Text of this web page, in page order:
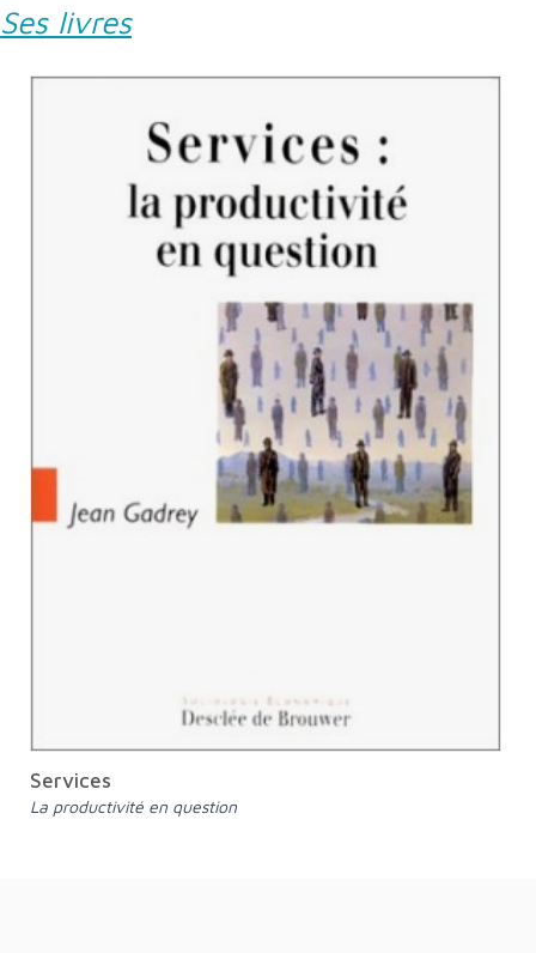
Ses livres
Services
La productivité en question